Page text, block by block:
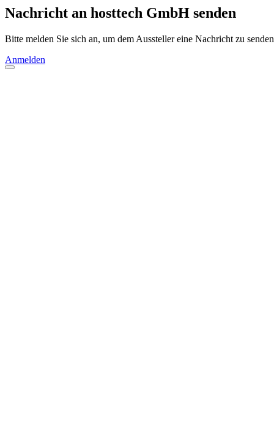
Nachricht an hosttech GmbH senden
Bitte melden Sie sich an, um dem Aussteller eine Nachricht zu
Anmelden